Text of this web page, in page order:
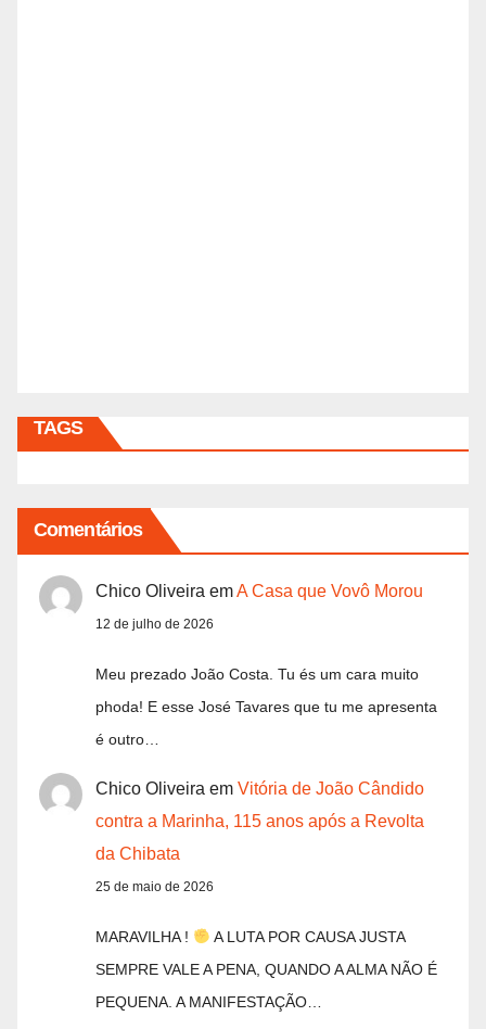
TAGS
Comentários
Chico Oliveira emA Casa que Vovô Morou
12 de julho de 2026
Meu prezado João Costa. Tu és um cara muito
phoda! E esse José Tavares que tu me apresenta
é outro…
Chico Oliveira em Vitória de João Cândido
contra a Marinha, 115 anos após a Revolta
da Chibata
25 de maio de 2026
MARAVILHA !
A LUTA POR CAUSA JUSTA
SEMPRE VALE A PENA, QUANDO A ALMA NÃO É
PEQUENA. A MANIFESTAÇÃO…